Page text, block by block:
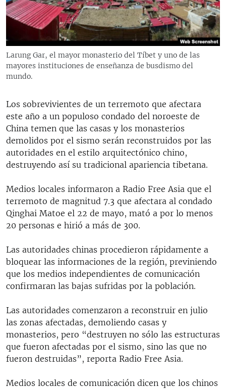
RADIO MARTÍ
ESPECIALES
ESPECIALES
LA REALIDAD DE LA VIVIENDA EN CUBA
SER VIEJO EN CUBA
KENTU-CUBANO
LOS SANTOS DE HIALEAH
DESINFORMACIÓN RUSA EN AMÉRICA LATINA
LA INVASIÓN DE RUSIA A UCRANIA
MULTIMEDIA
EDITORIALES
Larung Gar, el mayor monasterio del Tíbet y uno de las
mayores instituciones de enseñanza de busdismo del
mundo.
Los sobrevivientes de un terremoto que afectara
este año a un populoso condado del noroeste de
China temen que las casas y los monasterios
demolidos por el sismo serán reconstruidos por las
autoridades en el estilo arquitectónico chino,
destruyendo así su tradicional apariencia tibetana.
Medios locales informaron a Radio Free Asia que el
terremoto de magnitud 7.3 que afectara al condado
Qinghai Matoe el 22 de mayo, mató a por lo menos
20 personas e hirió a más de 300.
Las autoridades chinas procedieron rápidamente a
bloquear las informaciones de la región, previniendo
que los medios independientes de comunicación
confirmaran las bajas sufridas por la población.
Las autoridades comenzaron a reconstruir en julio
las zonas afectadas, demoliendo casas y
monasterios, pero “destruyen no sólo las estructuras
que fueron afectadas por el sismo, sino las que no
fueron destruidas”, reporta Radio Free Asia.
Medios locales de comunicación dicen que los chinos